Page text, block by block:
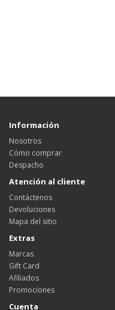
Información
Nosotros
Cómo comprar
Despacho
Atención al cliente
Contáctenos
Devoluciones
Mapa del sitio
Extras
Marcas
Gift Card
Afiliados
Promociones
Cuenta